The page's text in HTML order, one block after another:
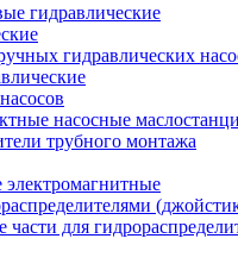
гидравлические
гидравлических
насосные
трубного монтажа
электромагнитные
для